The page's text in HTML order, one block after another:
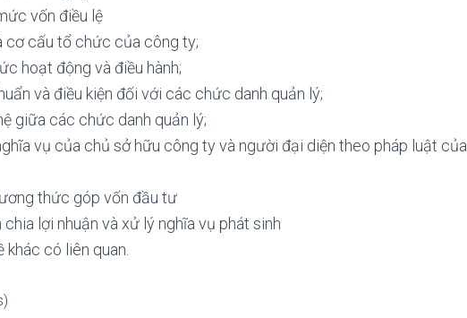
vốn điều lệ
cơ cấu tổ chức của công ty;
hoạt động và điều hành;
và điều kiện đối với các chức danh quản lý;
giữa các chức danh quản lý;
vụ của chủ sở hữu công ty và người đại diện theo pháp luật của
thức góp vốn đầu tư
lợi nhuận và xử lý nghĩa vụ phát sinh
có liên quan.